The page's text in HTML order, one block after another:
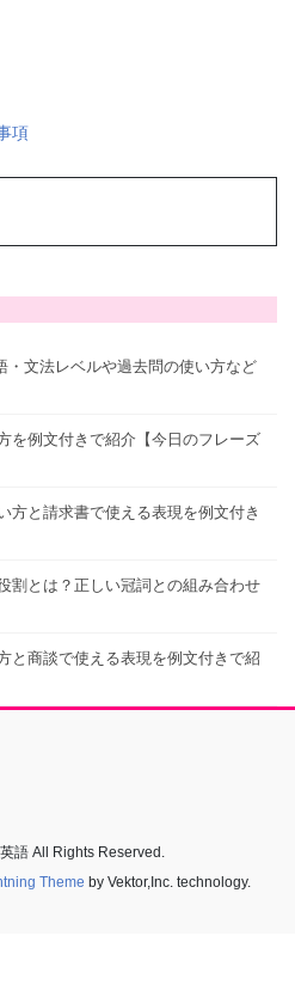
項
・文法レベルや過去問の使い方など
を例文付きで紹介【今日のフレーズ
方と請求書で使える表現を例文付き
割とは？正しい冠詞との組み合わせ
と商談で使える表現を例文付きで紹
語 All Rights Reserved.
Theme by Vektor,Inc. technology.